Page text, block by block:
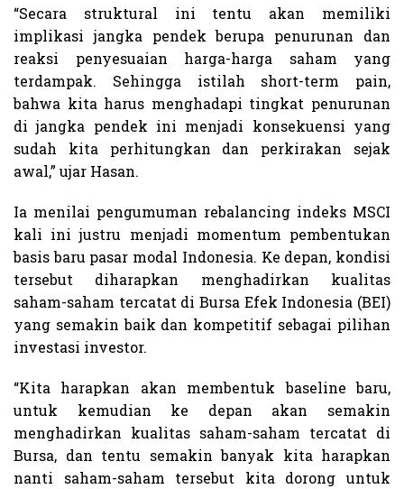
“Secara struktural ini tentu akan memiliki
implikasi jangka pendek berupa penurunan dan
reaksi penyesuaian harga-harga saham yang
terdampak. Sehingga istilah short-term pain,
bahwa kita harus menghadapi tingkat penurunan
di jangka pendek ini menjadi konsekuensi yang
sudah kita perhitungkan dan perkirakan sejak
awal,” ujar Hasan.
Ia menilai pengumuman rebalancing indeks MSCI
kali ini justru menjadi momentum pembentukan
basis baru pasar modal Indonesia. Ke depan, kondisi
tersebut diharapkan menghadirkan kualitas
saham-saham tercatat di Bursa Efek Indonesia (BEI)
yang semakin baik dan kompetitif sebagai pilihan
investasi investor.
“Kita harapkan akan membentuk baseline baru,
untuk kemudian ke depan akan semakin
menghadirkan kualitas saham-saham tercatat di
Bursa, dan tentu semakin banyak kita harapkan
nanti saham-saham tersebut kita dorong untuk